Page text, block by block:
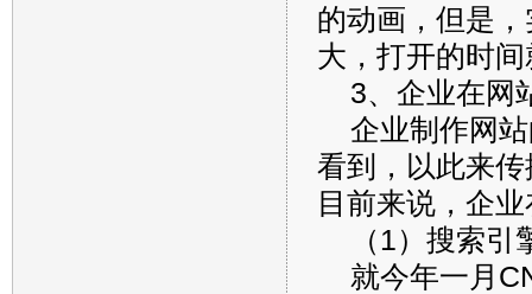
的动画，但是
大，打开的时
3、企业在网
企业制作网站
看到，以此来
目前来说，企
（1）搜索引
就今年一月